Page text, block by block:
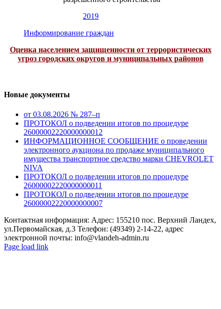
2019
Информирование граждан
Оценка населением защищенности от террористических
угроз городских округов и муниципальных районов
Новые документы
от 03.08.2026 № 287–п
ПРОТОКОЛ о подведении итогов по процедуре
26000002220000000012
ИНФОРМАЦИОННОЕ СООБЩЕНИЕ о проведении
электронного аукциона по продаже муниципального
имущества транспортное средство марки CHEVROLET
NIVA
ПРОТОКОЛ о подведении итогов по процедуре
26000002220000000011
ПРОТОКОЛ о подведении итогов по процедуре
26000002220000000007
Контактная информация: Адрес: 155210 пос. Верхний Ландех,
ул.Первомайская, д.3 Телефон: (49349) 2-14-22, адрес
электронной почты: info@vlandeh-admin.ru
Page load link